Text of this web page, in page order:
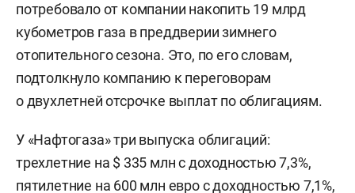
потребовало от компании накопить 19 млрд
кубометров газа в преддверии зимнего
отопительного сезона. Это, по его словам,
подтолкнуло компанию к переговорам
о двухлетней отсрочке выплат по облигациям.
У «Нафтогаза» три выпуска облигаций:
трехлетние на $ 335 млн с доходностью 7,3%,
пятилетние на 600 млн евро с доходностью 7,1%,